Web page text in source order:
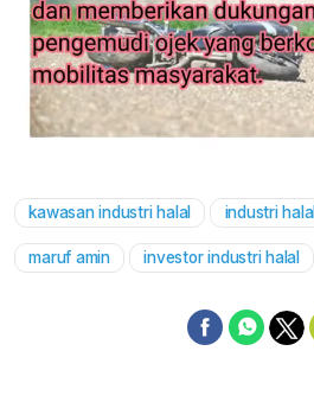
kawasan industri halal industri halal
maruf amin investor industri halal